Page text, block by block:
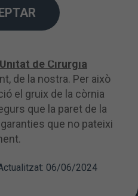
baixa gràcies a l'avenç
dels làsers com
l'hora de seleccionar els
Unitat de Cirurgia
de la nostra. Per això
el gruix de la còrnia
que la paret de la
que no pateixi
06/06/2024